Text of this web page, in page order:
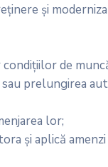
și
de
prelungirea
lor;
și aplică